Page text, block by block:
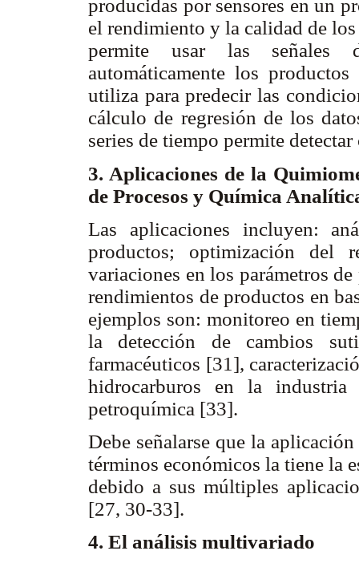
producidas por sensores en un
el rendimiento y la calidad de
permite usar las señales
automáticamente los
utiliza para predecir las
cálculo de regresión de los
series de tiempo permite
3. Aplicaciones de la
de Procesos y Química
Las aplicaciones incluyen:
productos; optimización del
variaciones en los parámetros
rendimientos de productos en
ejemplos son: monitoreo en
la detección de cambios
farmacéuticos [31],
hidrocarburos en la
petroquímica [33].
Debe señalarse que la
términos económicos la tiene la
debido a sus múltiples
[27, 30-33].
4. El análisis multivariado